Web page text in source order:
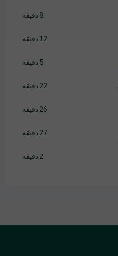
8 دقیقه
12 دقیقه
5 دقیقه
22 دقیقه
26 دقیقه
27 دقیقه
2 دقیقه